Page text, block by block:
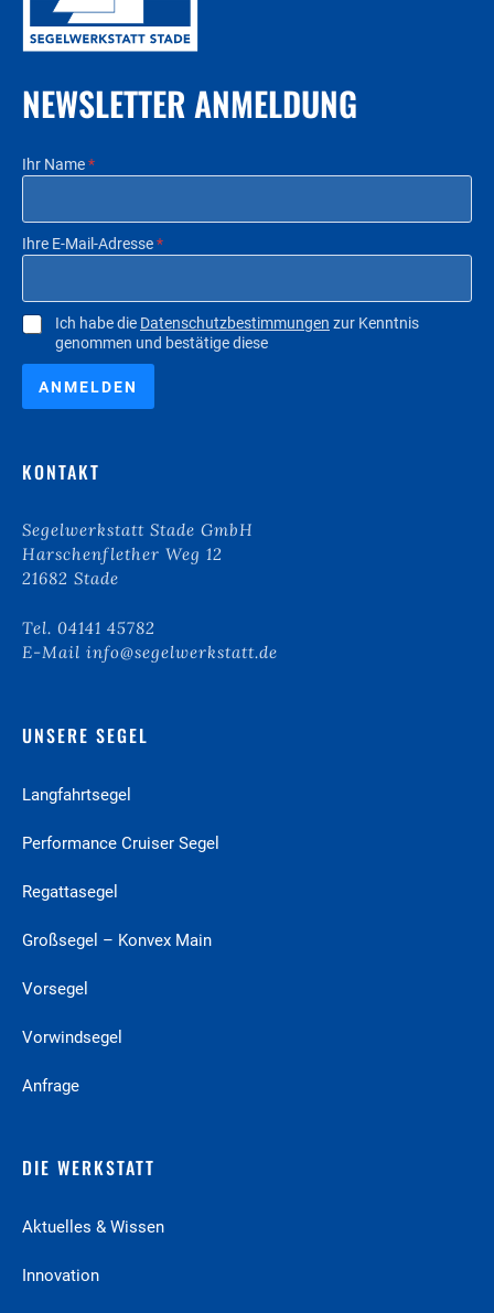
NEWSLETTER ANMELDUNG
Ihr Name*
Ihre E-Mail-Adresse*
C
e
k
x
*
Ich habe die Datenschutzbestimmungen zur Kenntnis
genommen und bestätige diese
ANMELDEN
KONTAKT
Segelwerkstatt Stade GmbH
Harschenflether Weg 12
21682 Stade
Tel. 04141 45782
E-Mail info@segelwerkstatt.de
UNSERE SEGEL
Langfahrt­segel
Performance Cruiser­ Segel
Regattasegel
Großsegel – Konvex Main
Vorsegel
Vorwindsegel
Anfrage
DIE WERKSTATT
Aktuelles & Wissen
Innovation